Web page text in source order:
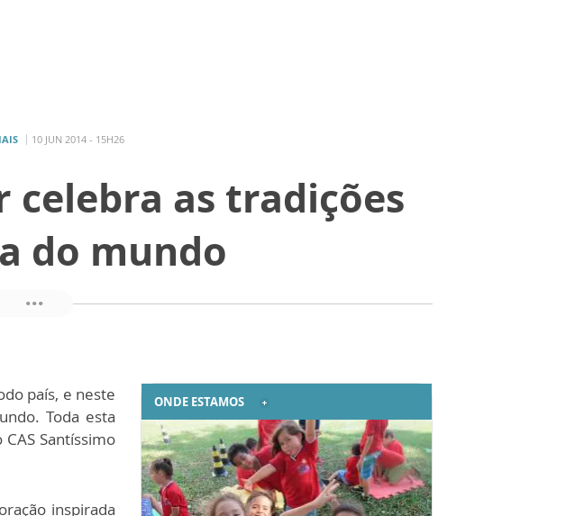
10 JUN 2014 - 15H26
celebra as tradições
do mundo
país, e neste
Toda esta
Santíssimo
inspirada
ONDE ESTAMOS